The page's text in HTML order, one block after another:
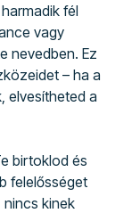
harmadik fél
vagy
nevedben. Ez
– ha a
elvesítheted a
birtoklod és
felelősséget
nincs kinek